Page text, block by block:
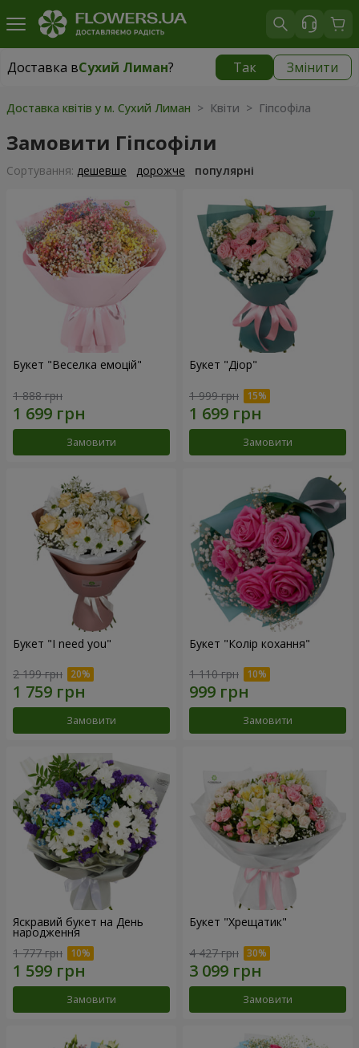
Доставка вСухий Лиман? Так Змінити
Доставка вСухий Лиман| безкоштовно
Доставка квітів у м. Сухий Лиман > Квіти > Гіпсофіла
Замовити Гіпсофіли
Сортування: дешевше дорожче популярні
Букет "Веселка емоцій"
1 888 грн
Замовити
Букет "Діор"
1 999 грн
Замовити
Букет "I need you"
2 199 грн
Замовити
Букет "Колір кохання"
1 110 грн
Замовити
Яскравий букет на День
народження
1 777 грн
Замовити
Букет "Хрещатик"
4 427 грн
Замовити